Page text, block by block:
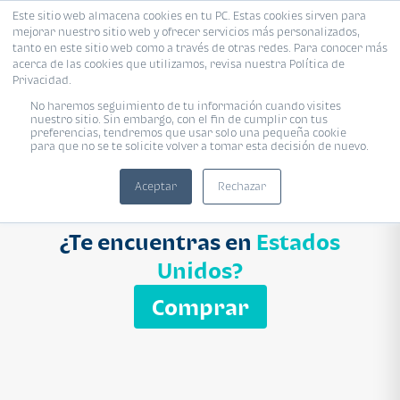
Este sitio web almacena cookies en tu PC. Estas cookies sirven para
mejorar nuestro sitio web y ofrecer servicios más personalizados,
tanto en este sitio web como a través de otras redes. Para conocer más
acerca de las cookies que utilizamos, revisa nuestra Política de
Privacidad.
No haremos seguimiento de tu información cuando visites
nuestro sitio. Sin embargo, con el fin de cumplir con tus
preferencias, tendremos que usar solo una pequeña cookie
para que no se te solicite volver a tomar esta decisión de nuevo.
Aceptar Rechazar
Proyecto Modelo Inmobiliaria
Ingresa el nombre del proyecto
Buscar
¿Te encuentras en Estados
Unidos?
Comprar